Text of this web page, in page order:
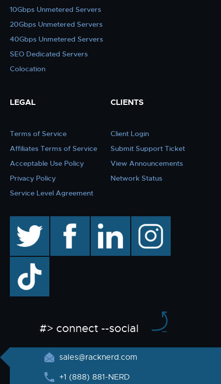
10Gbps Unmetered Servers
20Gbps Unmetered Servers
40Gbps Unmetered Servers
SEO Dedicated Servers
Colocation
LEGAL
Terms of Service
Affiliates Terms of Service
Acceptable Use Policy
Privacy Policy
Service Level Agreement
CLIENTS
Client Login
Submit Support Ticket
View Announcements
Network Status
facebook linkedin instagram
TikTok
#> connect --social
sales@racknerd.com
+1 (888) 881-NERD